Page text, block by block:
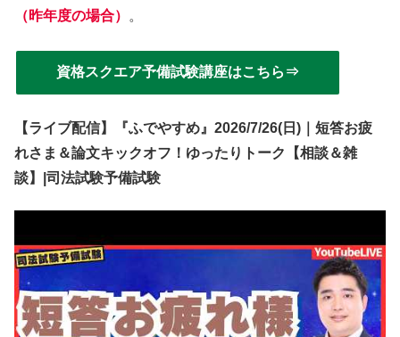
（昨年度の場合）
。
資格スクエア予備試験講座はこちら⇒
【ライブ配信】『ふでやすめ』2026/7/26(日)｜短答お疲
れさま＆論文キックオフ！ゆったりトーク【相談＆雑
談】|司法試験予備試験